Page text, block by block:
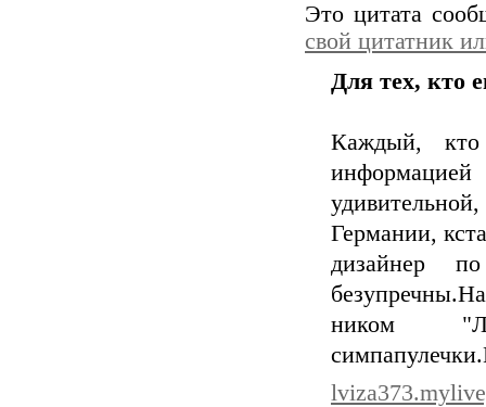
Это цитата
свой цитатник
Для тех, кто
Каждый,
Германии,
дизайнер
ником